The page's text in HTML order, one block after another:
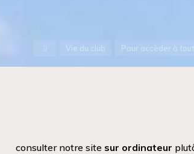
AccueilVie du club Pour accèder à
consulter notre site sur ordinateur